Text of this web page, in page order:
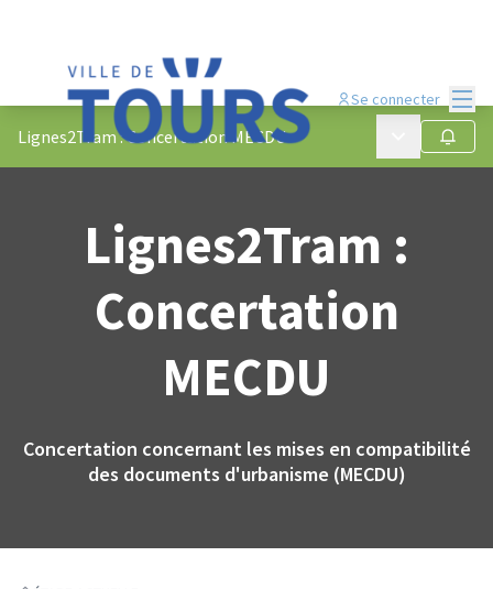
Se connecter
Lignes2Tram : Concertation MECDU Menu Suivre
Lignes2Tram :
Concertation
MECDU
Concertation concernant les mises en compatibilité
des documents d'urbanisme (MECDU)